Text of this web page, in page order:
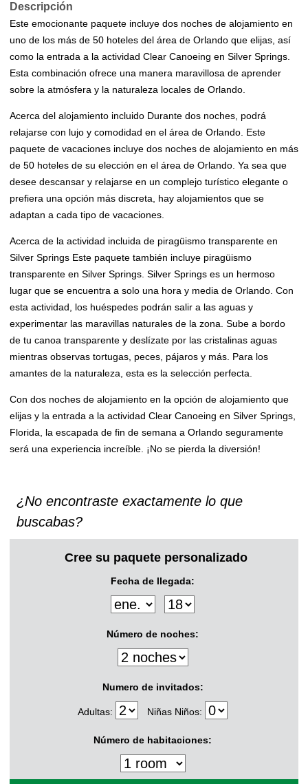
Descripción
Este emocionante paquete incluye dos noches de alojamiento en
uno de los más de 50 hoteles del área de Orlando que elijas, así
como la entrada a la actividad Clear Canoeing en Silver Springs.
Esta combinación ofrece una manera maravillosa de aprender
sobre la atmósfera y la naturaleza locales de Orlando.
Acerca del alojamiento incluido Durante dos noches, podrá
relajarse con lujo y comodidad en el área de Orlando. Este
paquete de vacaciones incluye dos noches de alojamiento en más
de 50 hoteles de su elección en el área de Orlando. Ya sea que
desee descansar y relajarse en un complejo turístico elegante o
prefiera una opción más discreta, hay alojamientos que se
adaptan a cada tipo de vacaciones.
Acerca de la actividad incluida de piragüismo transparente en
Silver Springs Este paquete también incluye piragüismo
transparente en Silver Springs. Silver Springs es un hermoso
lugar que se encuentra a solo una hora y media de Orlando. Con
esta actividad, los huéspedes podrán salir a las aguas y
experimentar las maravillas naturales de la zona. Sube a bordo
de tu canoa transparente y deslízate por las cristalinas aguas
mientras observas tortugas, peces, pájaros y más. Para los
amantes de la naturaleza, esta es la selección perfecta.
Con dos noches de alojamiento en la opción de alojamiento que
elijas y la entrada a la actividad Clear Canoeing en Silver Springs,
Florida, la escapada de fin de semana a Orlando seguramente
será una experiencia increíble. ¡No se pierda la diversión!
¿No encontraste exactamente lo que
buscabas?
Cree su paquete personalizado
Fecha de llegada:
Número de noches:
Numero de invitados:
Adultas: Niñas Niños:
Número de habitaciones: